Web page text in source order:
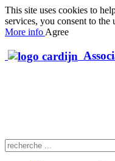
This site uses cookies to
services, you consent to the
More info Agree